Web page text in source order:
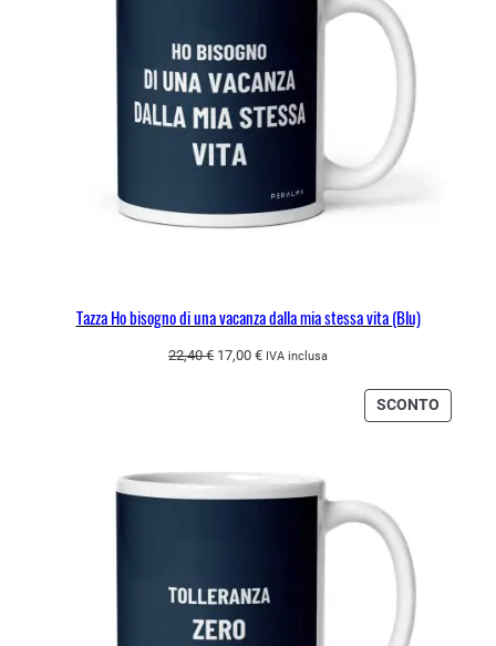
Tazza Ho bisogno di una vacanza dalla mia stessa vita (Blu)
22,40€ Il17,00 €IlIVA inclusa
SCONTO
IN